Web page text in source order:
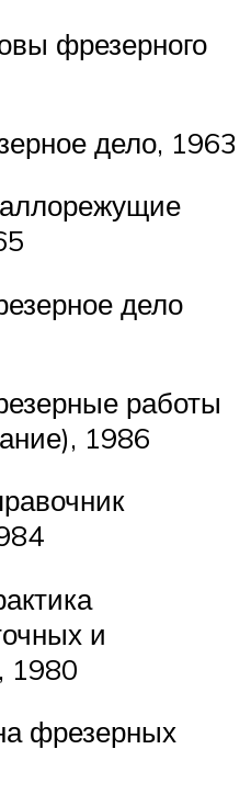
фрезерного
дело, 1963
дело
работы
1986
и
1980
фрезерных